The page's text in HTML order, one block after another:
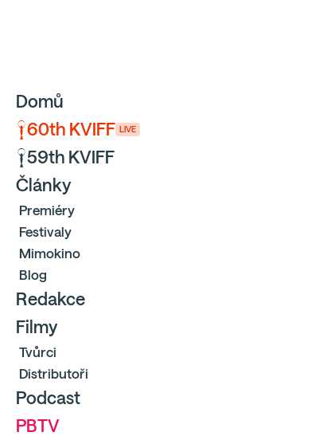
Domů
60th KVIFF LIVE
59th KVIFF
Články
Premiéry
Festivaly
Mimokino
Blog
Redakce
Filmy
Tvůrci
Distributoři
Podcast
PBTV